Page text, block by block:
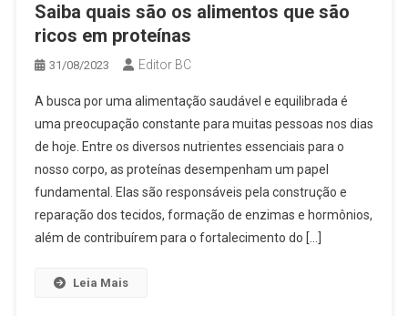
Saiba quais são os alimentos que são
ricos em proteínas
31/08/2023 Editor BC
A busca por uma alimentação saudável e equilibrada é
uma preocupação constante para muitas pessoas nos dias
de hoje. Entre os diversos nutrientes essenciais para o
nosso corpo, as proteínas desempenham um papel
fundamental. Elas são responsáveis pela construção e
reparação dos tecidos, formação de enzimas e hormônios,
além de contribuírem para o fortalecimento do […]
Leia Mais